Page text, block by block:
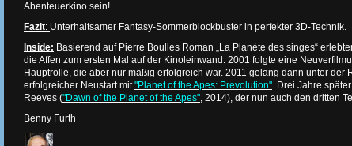
Abenteuerkino sein!
Fazit: Unterhaltsamer Fantasy-Sommerblockbuster in perfekter 3D-Technik.
Inside: Basierend auf Pierre Boulles Roman „La Planète des singes“
die Affen zum ersten Mal auf der Kinoleinwand. 2001 folgte eine
Hauptrolle, die aber nur mäßig erfolgreich war. 2011 gelang dann unter der
erfolgreicher Neustart mit"Planet of the Apes: Prevolution". Drei Jahre
Reeves ("Dawn of the Planet of the Apes", 2014), der nun auch den dritten
Benny Furth